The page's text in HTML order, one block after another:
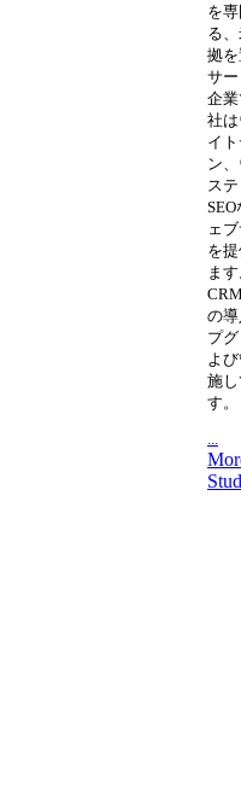
を
る
拠
サ
企
社
イ
ン
ス
ェ
を
ま
の
プ
よ
施
す。
...